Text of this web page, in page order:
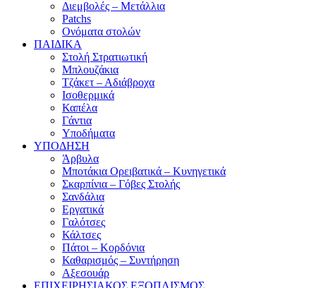
Διεμβολές – Μετάλλια
Patchs
Ονόματα στολών
ΠΑΙΔΙΚΑ
Στολή Στρατιωτική
Μπλουζάκια
Τζάκετ – Αδιάβροχα
Ισοθερμικά
Καπέλα
Γάντια
Υποδήματα
ΥΠΟΔΗΣΗ
Άρβυλα
Μποτάκια Ορειβατικά – Κυνηγετικά
Σκαρπίνια – Γόβες Στολής
Σανδάλια
Εργατικά
Γαλότσες
Κάλτσες
Πάτοι – Κορδόνια
Καθαρισμός – Συντήρηση
Αξεσουάρ
ΕΠΙΧΕΙΡΗΣΙΑΚΟΣ ΕΞΟΠΛΙΣΜΟΣ